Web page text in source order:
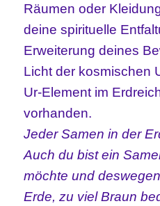
Räumen oder
deine spirituelle
Erweiterung deines
Licht der kosmischen
Ur-Element im
vorhanden.
Jeder Samen in der
Auch du bist ein
möchte und
Erde, zu viel Braun